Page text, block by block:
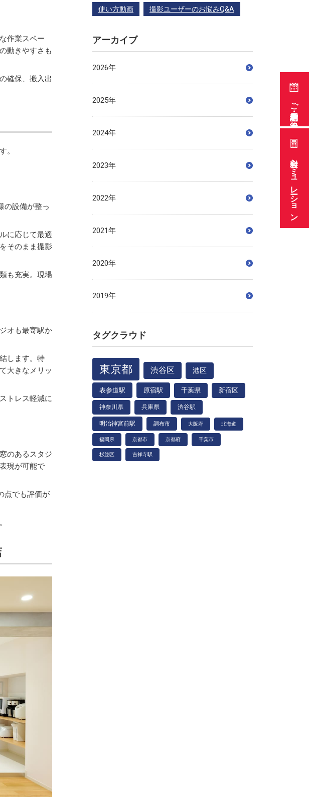
ご利用予約・空き状況
料金シミュレーション
作業スペー
動きやすさも
確保、搬入出
。
の設備が整っ
に応じて最適
そのまま撮影
も充実。現場
オも最寄駅か
します。特
大きなメリッ
トレス軽減に
のあるスタジ
現が可能で
点でも評価が
使い方動画
撮影ユーザーのお悩みQ&A
アーカイブ
2026年
2025年
2024年
2023年
2022年
2021年
2020年
2019年
タグクラウド
東京都 渋谷区 港区
表参道駅 原宿駅 千葉県 新宿区
神奈川県 兵庫県 渋谷駅
明治神宮前駅 調布市 大阪府 北海道
福岡県 京都市 京都府 千葉市
杉並区 吉祥寺駅